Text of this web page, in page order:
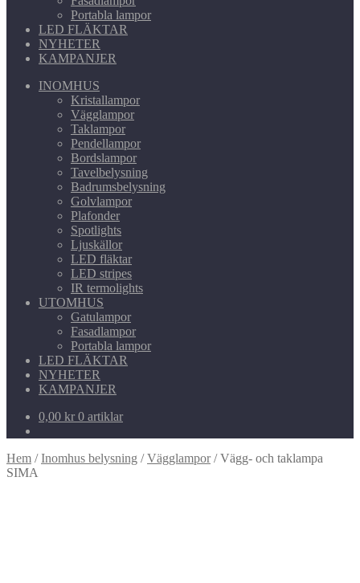
Portabla lampor
LED FLÄKTAR
NYHETER
KAMPANJER
INOMHUS
Kristallampor
Vägglampor
Taklampor
Pendellampor
Bordslampor
Tavelbelysning
Badrumsbelysning
Golvlampor
Plafonder
Spotlights
Ljuskällor
LED fläktar
LED stripes
IR termolights
UTOMHUS
Gatulampor
Fasadlampor
Portabla lampor
LED FLÄKTAR
NYHETER
KAMPANJER
0,00 kr 0 artiklar
Hem /Inomhus belysning /Vägglampor/Vägg- och taklampa
SIMA